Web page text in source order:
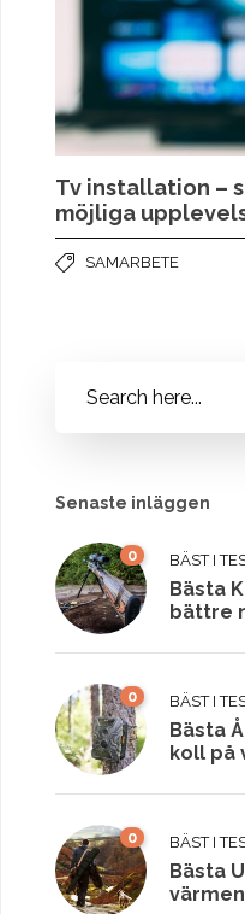
Tv installation –
möjliga
SAMARBETE
Senaste inläggen
0 BÄST I
Bästa
bättre
0 BÄST I
Bästa
koll på
0 BÄST I
Bästa